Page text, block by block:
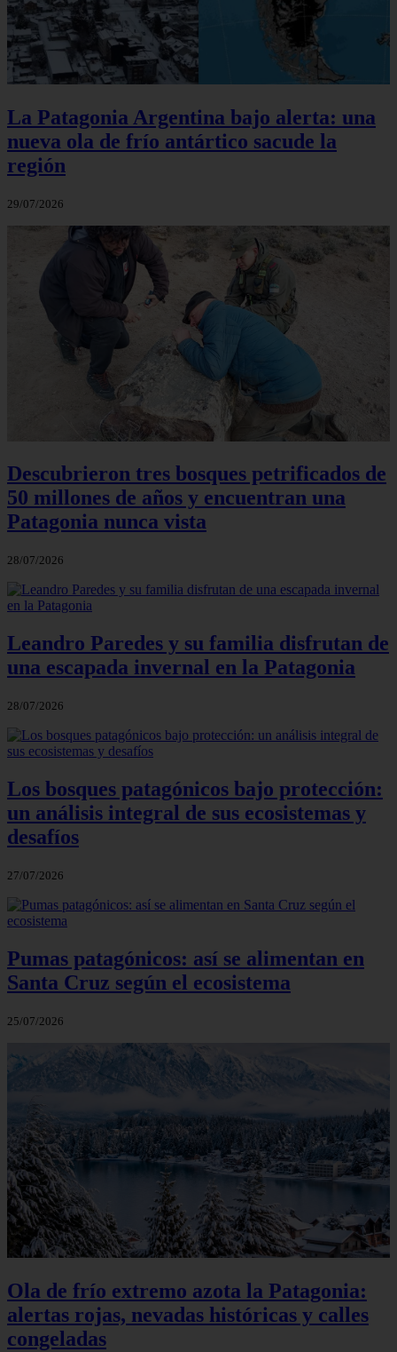
La Patagonia Argentina bajo alerta: una
nueva ola de frío antártico sacude la
región
29/07/2026
Descubrieron tres bosques petrificados de
50 millones de años y encuentran una
Patagonia nunca vista
28/07/2026
Leandro Paredes y su familia disfrutan de
una escapada invernal en la Patagonia
28/07/2026
Los bosques patagónicos bajo protección:
un análisis integral de sus ecosistemas y
desafíos
27/07/2026
Pumas patagónicos: así se alimentan en
Santa Cruz según el ecosistema
25/07/2026
Ola de frío extremo azota la Patagonia:
alertas rojas, nevadas históricas y calles
congeladas